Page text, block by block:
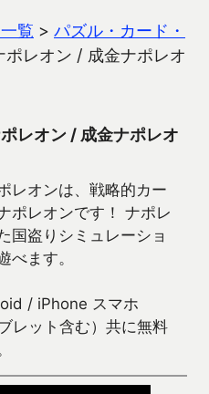
覧 > パズル・カード・
ポレオン / 成金ナポレオ
レオン / 成金ナポレオ
レオンは、戦略的カー
ポレオンです！ ナポレ
国盗りシミュレーショ
べます。
/ iPhone スマホ
レット含む）共に無料